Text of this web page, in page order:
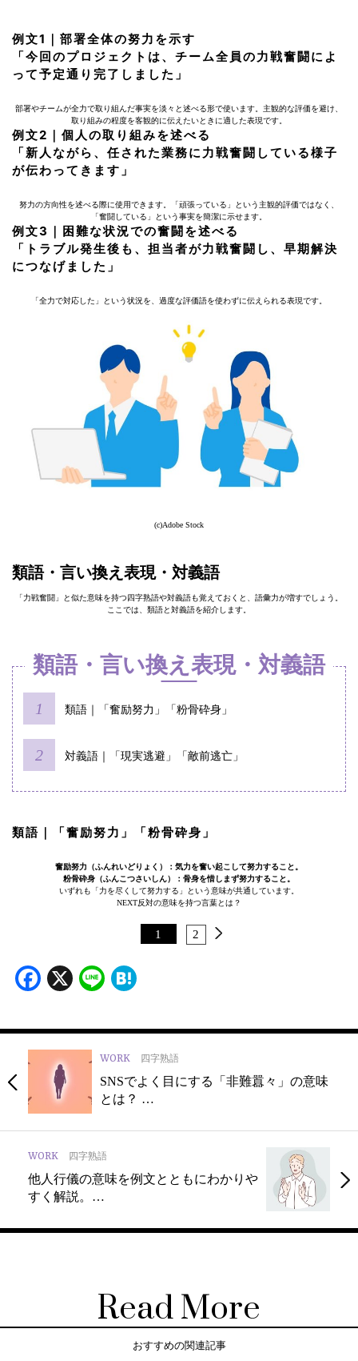
例文1｜部署全体の努力を示す
「今回のプロジェクトは、チーム全員の力戦奮闘によ
って予定通り完了しました」
部署やチームが全力で取り組んだ事実を淡々と述べる形で使います。主観的な評価を避け、
取り組みの程度を客観的に伝えたいときに適した表現です。
例文2｜個人の取り組みを述べる
「新人ながら、任された業務に力戦奮闘している様子
が伝わってきます」
努力の方向性を述べる際に使用できます。「頑張っている」という主観的評価ではなく、
「奮闘している」という事実を簡潔に示せます。
例文3｜困難な状況での奮闘を述べる
「トラブル発生後も、担当者が力戦奮闘し、早期解決
につなげました」
「全力で対応した」という状況を、過度な評価語を使わずに伝えられる表現です。
(c)Adobe Stock
類語・言い換え表現・対義語
「力戦奮闘」と似た意味を持つ四字熟語や対義語も覚えておくと、語彙力が増すでしょう。
ここでは、類語と対義語を紹介します。
類語・言い換え表現・対義語
類語｜「奮励努力」「粉骨砕身」
対義語｜「現実逃避」「敵前逃亡」
類語｜「奮励努力」「粉骨砕身」
奮励努力（ふんれいどりょく）：気力を奮い起こして努力すること。
粉骨砕身（ふんこつさいしん）：骨身を惜しまず努力すること。
いずれも「力を尽くして努力する」という意味が共通しています。
NEXT反対の意味を持つ言葉とは？
1 2
Facebook
X Line
WORK 四字熟語
SNSでよく目にする「非難囂々」の意味
とは？ …
WORK 四字熟語
他人行儀の意味を例文とともにわかりや
すく解説。…
Read More
おすすめの関連記事